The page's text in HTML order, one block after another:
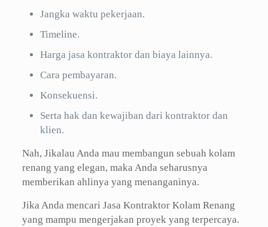
Jangka waktu pekerjaan.
Timeline.
Harga jasa kontraktor dan biaya lainnya.
Cara pembayaran.
Konsekuensi.
Serta hak dan kewajiban dari kontraktor dan
klien.
Nah, Jikalau Anda mau membangun sebuah kolam
renang yang elegan, maka Anda seharusnya
memberikan ahlinya yang menanganinya.
Jika Anda mencari Jasa Kontraktor Kolam Renang
yang mampu mengerjakan proyek yang terpercaya.